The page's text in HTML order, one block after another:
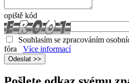
opiště kód
Souhlasím se zpracováním
fóra
Více informací